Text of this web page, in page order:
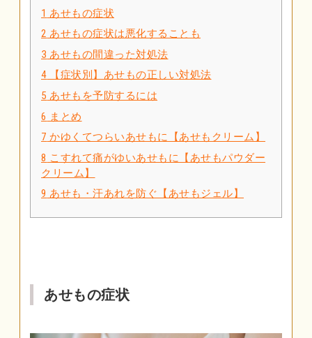
1 あせもの症状
2 あせもの症状は悪化することも
3 あせもの間違った対処法
4 【症状別】あせもの正しい対処法
5 あせもを予防するには
6 まとめ
7 かゆくてつらいあせもに【あせもクリーム】
8 こすれて痛がゆいあせもに【あせもパウダー
クリーム】
9 あせも・汗あれを防ぐ【あせもジェル】
あせもの症状